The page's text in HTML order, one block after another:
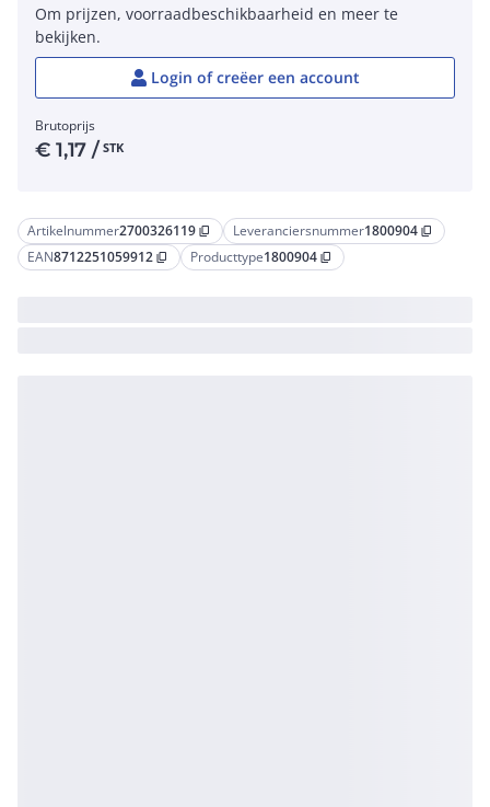
Artikelnummer2700326119 content_copy Leveranciersnummer1800904 content_copy
EAN8712251059912 content_copy Producttype1800904 content_copy
Om prijzen, voorraadbeschikbaarheid en meer te
bekijken.
Login of creëer een account
Brutoprijs
€1,17 / STK